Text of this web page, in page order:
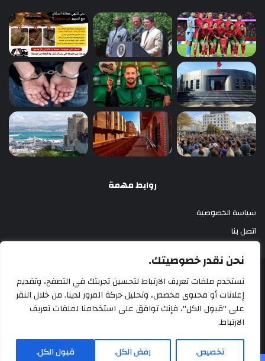
نحن نقدر خصوصيتك.
نستخدم ملفات تعريف الارتباط لتحسين تجربتك في التصفح، وتقديم
إعلانات أو محتوى مخصص، وتحليل حركة المرور لدينا. من خلال النقر
على "قبول الكل"، فإنك توافق على استخدامنا لملفات تعريف
الارتباط.
تخصيص.
رفض الكل. قبول الكل.
روابط مهمة
سياسة الخصوصية
اتصل بنا
أزري بريس 2025
سياسة الخصوصية اتصل بنا